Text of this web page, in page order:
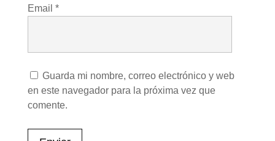
Email *
Guarda mi nombre, correo electrónico y web
en este navegador para la próxima vez que
comente.